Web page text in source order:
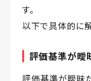
す。
以下で具体的に
評価基準が曖
評価基準が曖昧